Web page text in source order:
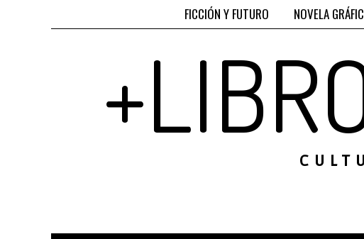
FICCIÓN Y FUTURO NOVELA